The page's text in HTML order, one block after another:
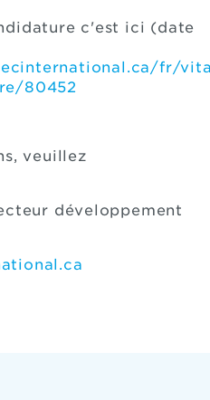
c'est ici (date
fr/
80452
veuillez
développement